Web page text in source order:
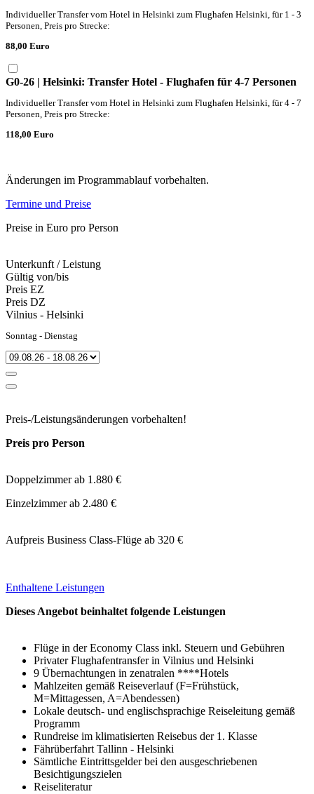
Individueller Transfer vom Hotel in Helsinki zum Flughafen Helsinki, für 1 - 3
Personen, Preis pro Strecke:
88,00 Euro
G0-26 | Helsinki: Transfer Hotel - Flughafen für 4-7 Personen
Individueller Transfer vom Hotel in Helsinki zum Flughafen Helsinki, für 4 - 7
Personen, Preis pro Strecke:
118,00 Euro
Änderungen im Programmablauf vorbehalten.
Termine und Preise
Preise in Euro pro Person
Unterkunft / Leistung
Gültig von/bis
Preis EZ
Preis DZ
Vilnius - Helsinki
Sonntag - Dienstag
Preis-/Leistungsänderungen vorbehalten!
Preis pro Person
Doppelzimmer ab 1.880 €
Einzelzimmer ab 2.480 €
Aufpreis Business Class-Flüge ab 320 €
Enthaltene Leistungen
Dieses Angebot beinhaltet folgende Leistungen
Flüge in der Economy Class inkl. Steuern und Gebühren
Privater Flughafentransfer in Vilnius und Helsinki
9 Übernachtungen in zenatralen ****Hotels
Mahlzeiten gemäß Reiseverlauf (F=Frühstück,
M=Mittagessen, A=Abendessen)
Lokale deutsch- und englischsprachige Reiseleitung gemäß
Programm
Rundreise im klimatisierten Reisebus der 1. Klasse
Fährüberfahrt Tallinn - Helsinki
Sämtliche Eintrittsgelder bei den ausgeschriebenen
Besichtigungszielen
Reiseliteratur